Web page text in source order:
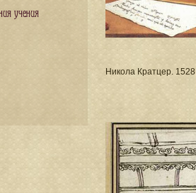
Никола Кратцер. 1528
учения